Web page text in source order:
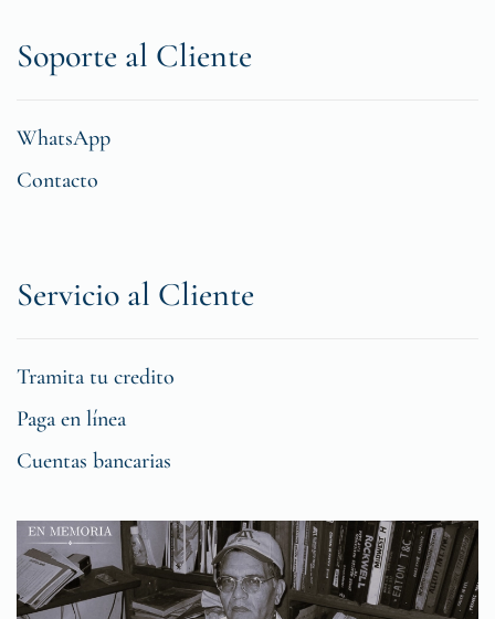
Soporte al Cliente
WhatsApp
Contacto
Servicio al Cliente
Tramita tu credito
Paga en línea
Cuentas bancarias